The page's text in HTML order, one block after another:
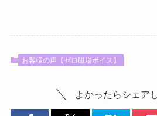
お客様の声【ゼロ磁場ボイス】
よかったらシェア